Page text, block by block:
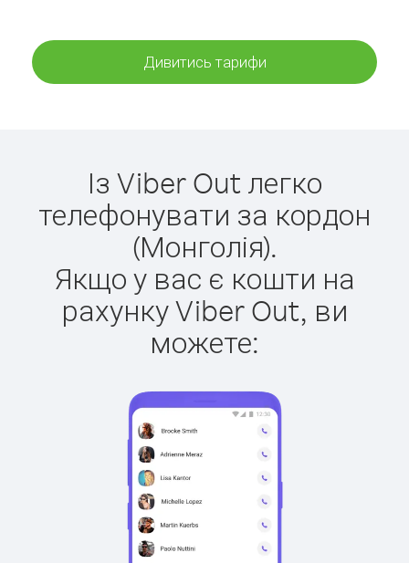
Дивитись тарифи
Із Viber Out легко
телефонувати за кордон
(Монголія).
Якщо у вас є кошти на
рахунку Viber Out, ви
можете: